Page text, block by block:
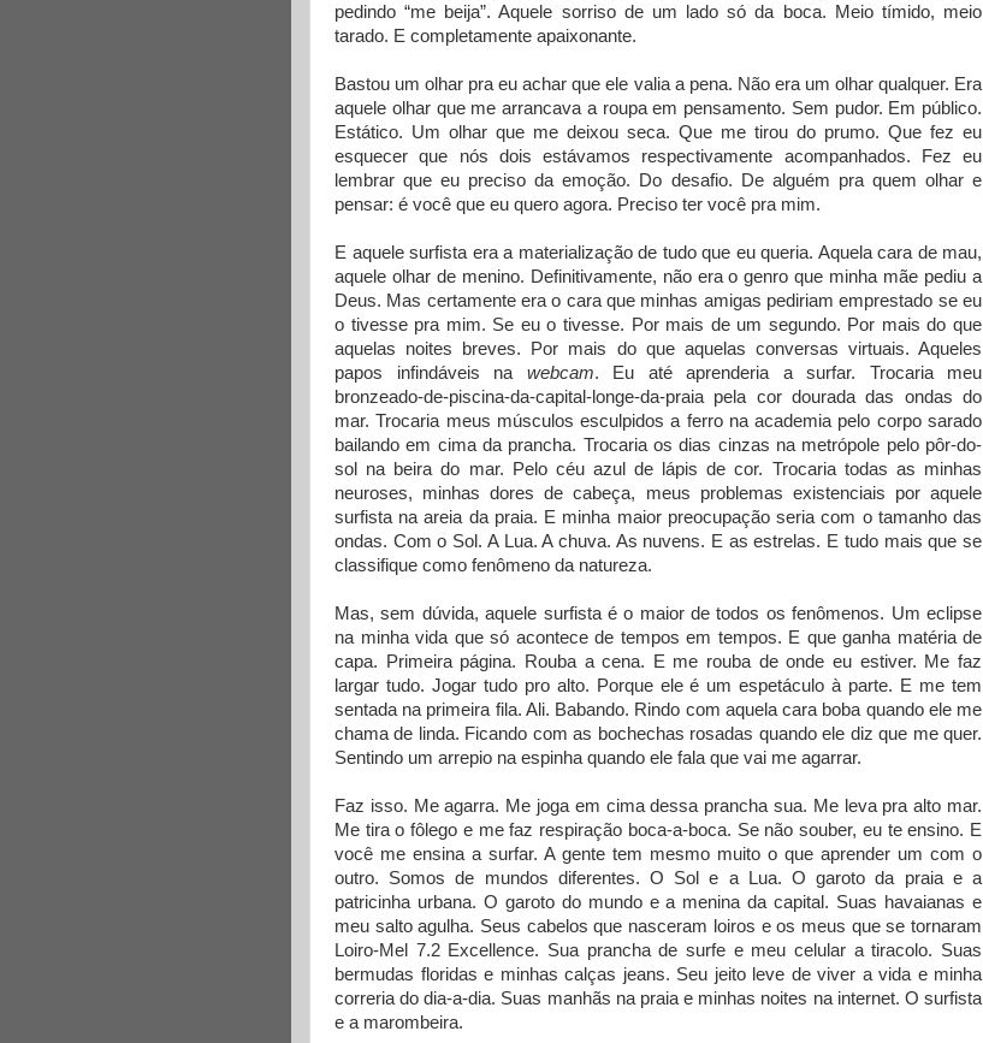
pedindo “me beija”. Aquele sorriso de um lado só da boca. Meio tímido, meio
tarado. E completamente apaixonante.
Bastou um olhar pra eu achar que ele valia a pena. Não era um olhar qualquer. Era
aquele olhar que me arrancava a roupa em pensamento. Sem pudor. Em público.
Estático. Um olhar que me deixou seca. Que me tirou do prumo. Que fez eu
esquecer que nós dois estávamos respectivamente acompanhados. Fez eu
lembrar que eu preciso da emoção. Do desafio. De alguém pra quem olhar e
pensar: é você que eu quero agora. Preciso ter você pra mim.
E aquele surfista era a materialização de tudo que eu queria. Aquela cara de mau,
aquele olhar de menino. Definitivamente, não era o genro que minha mãe pediu a
Deus. Mas certamente era o cara que minhas amigas pediriam emprestado se eu
o tivesse pra mim. Se eu o tivesse. Por mais de um segundo. Por mais do que
aquelas noites breves. Por mais do que aquelas conversas virtuais. Aqueles
papos infindáveis na webcam. Eu até aprenderia a surfar. Trocaria meu
bronzeado-de-piscina-da-capital-longe-da-praia pela cor dourada das ondas do
mar. Trocaria meus músculos esculpidos a ferro na academia pelo corpo sarado
bailando em cima da prancha. Trocaria os dias cinzas na metrópole pelo pôr-do-
sol na beira do mar. Pelo céu azul de lápis de cor. Trocaria todas as minhas
neuroses, minhas dores de cabeça, meus problemas existenciais por aquele
surfista na areia da praia. E minha maior preocupação seria com o tamanho das
ondas. Com o Sol. A Lua. A chuva. As nuvens. E as estrelas. E tudo mais que se
classifique como fenômeno da natureza.
Mas, sem dúvida, aquele surfista é o maior de todos os fenômenos. Um eclipse
na minha vida que só acontece de tempos em tempos. E que ganha matéria de
capa. Primeira página. Rouba a cena. E me rouba de onde eu estiver. Me faz
largar tudo. Jogar tudo pro alto. Porque ele é um espetáculo à parte. E me tem
sentada na primeira fila. Ali. Babando. Rindo com aquela cara boba quando ele me
chama de linda. Ficando com as bochechas rosadas quando ele diz que me quer.
Sentindo um arrepio na espinha quando ele fala que vai me agarrar.
Faz isso. Me agarra. Me joga em cima dessa prancha sua. Me leva pra alto mar.
Me tira o fôlego e me faz respiração boca-a-boca. Se não souber, eu te ensino. E
você me ensina a surfar. A gente tem mesmo muito o que aprender um com o
outro. Somos de mundos diferentes. O Sol e a Lua. O garoto da praia e a
patricinha urbana. O garoto do mundo e a menina da capital. Suas havaianas e
meu salto agulha. Seus cabelos que nasceram loiros e os meus que se tornaram
Loiro-Mel 7.2 Excellence. Sua prancha de surfe e meu celular a tiracolo. Suas
bermudas floridas e minhas calças jeans. Seu jeito leve de viver a vida e minha
correria do dia-a-dia. Suas manhãs na praia e minhas noites na internet. O surfista
e a marombeira.